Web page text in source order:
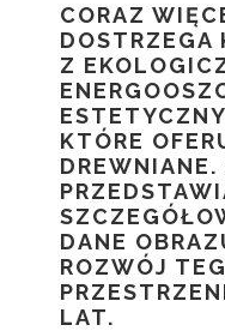
CORAZ
DOSTRZEGA
Z
KTÓRE
DREWNIANE.
DANE
ROZWÓJ
LAT.